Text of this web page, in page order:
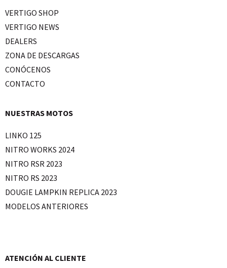
VERTIGO SHOP
VERTIGO NEWS
DEALERS
ZONA DE DESCARGAS
CONÓCENOS
CONTACTO
NUESTRAS MOTOS
LINKO 125
NITRO WORKS 2024
NITRO RSR 2023
NITRO RS 2023
DOUGIE LAMPKIN REPLICA 2023
MODELOS ANTERIORES
ATENCIÓN AL CLIENTE